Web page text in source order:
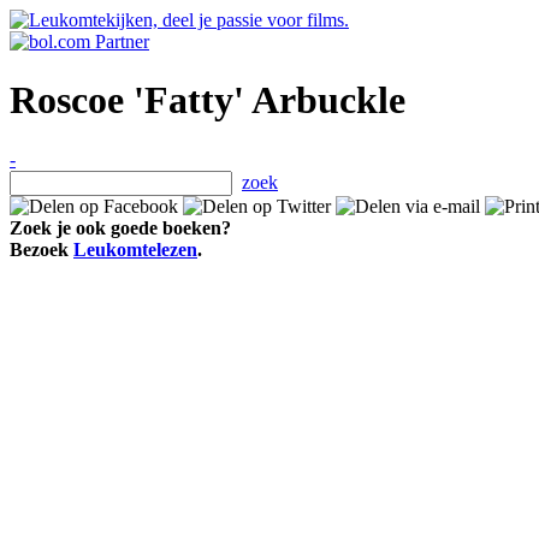
Roscoe 'Fatty' Arbuckle
-
zoek
Zoek je ook goede boeken?
Bezoek Leukomtelezen.